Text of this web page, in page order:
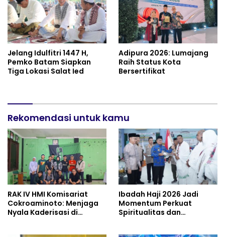
Jelang Idulfitri 1447 H,
Pemko Batam Siapkan
Tiga Lokasi Salat Ied
Adipura 2026: Lumajang
Raih Status Kota
Bersertifikat
Rekomendasi untuk kamu
RAK IV HMI Komisariat
Cokroaminoto: Menjaga
Nyala Kaderisasi di
Ibadah Haji 2026 Jadi
Momentum Perkuat
Spiritualitas dan